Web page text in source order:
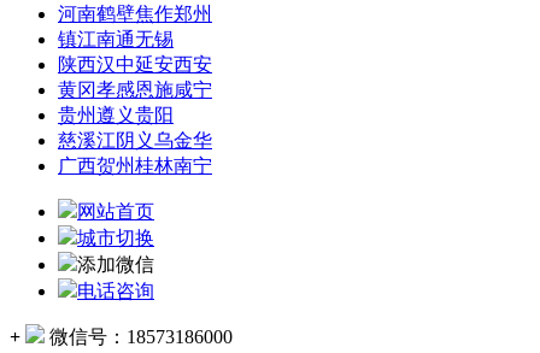
河南鹤壁焦作郑州
镇江南通无锡
陕西汉中延安西安
黄冈孝感恩施咸宁
贵州遵义贵阳
慈溪江阴义乌金华
广西贺州桂林南宁
网站首页
城市切换
添加微信
电话咨询
+ 微信号： 18573186000